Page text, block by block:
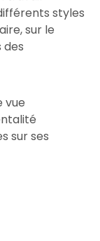
styles
sur le
vue
sur ses